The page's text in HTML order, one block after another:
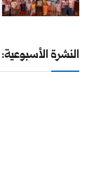
النشرة